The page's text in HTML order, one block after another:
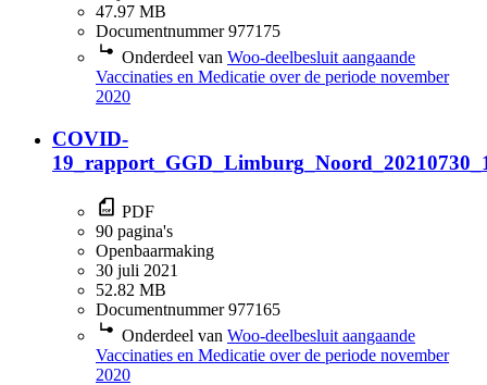
47.97 MB
Documentnummer 977175
Onderdeel van Woo-deelbesluit aangaande
Vaccinaties en Medicatie over de periode november
2020
COVID-
PDF
90 pagina's
Openbaarmaking
30 juli 2021
52.82 MB
Documentnummer 977165
Onderdeel van Woo-deelbesluit aangaande
Vaccinaties en Medicatie over de periode november
2020